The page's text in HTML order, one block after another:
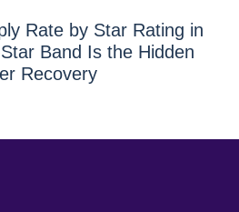
Rate by Star Rating in
Band Is the Hidden
Recovery